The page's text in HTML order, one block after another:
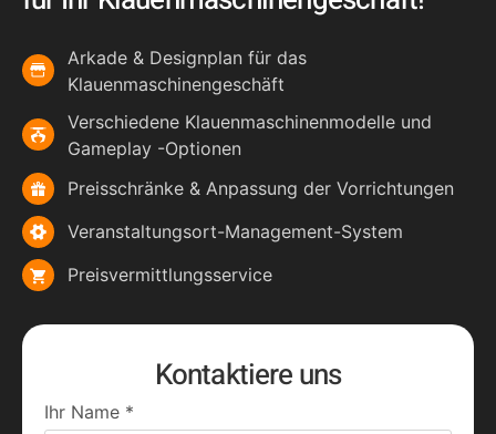
Arkade & Designplan für das
Klauenmaschinengeschäft
Verschiedene Klauenmaschinenmodelle und
Gameplay -Optionen
Preisschränke & Anpassung der Vorrichtungen
Veranstaltungsort-Management-System
Preisvermittlungsservice
Kontaktiere uns
Ihr Name *